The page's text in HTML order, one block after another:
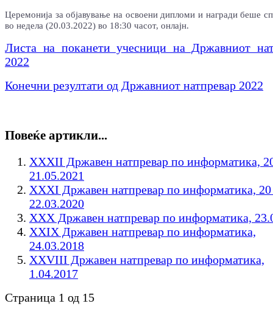
Церемонија за објавување на освоени дипломи и награди беше
во недела (20.03.2022) во 18:30 часот, онлајн.
Листа на поканети учесници на Државниот
2022
Конечни резултати од Државниот натпревар 2022
Повеќе артикли...
XXXII Државен натпревар по информатика,
21.05.2021
XXXI Државен натпревар по информатика,
22.03.2020
XXX Државен натпревар по информатика,
XXIX Државен натпревар по информатика,
24.03.2018
XXVIII Државен натпревар по информатика,
1.04.2017
Страница 1 од 15